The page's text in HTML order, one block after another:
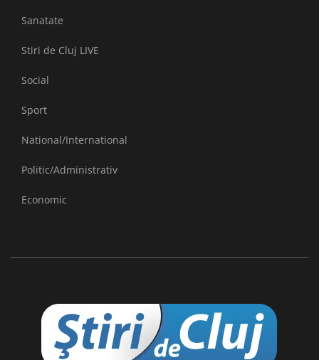
Sanatate
Stiri de Cluj LIVE
Social
Sport
National/International
Politic/Administrativ
Economic